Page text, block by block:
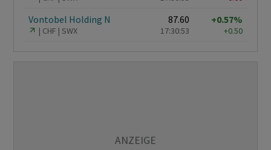
Vontobel Holding N
CHF SWX
87.60
17:30:53
+0.57%
+0.50